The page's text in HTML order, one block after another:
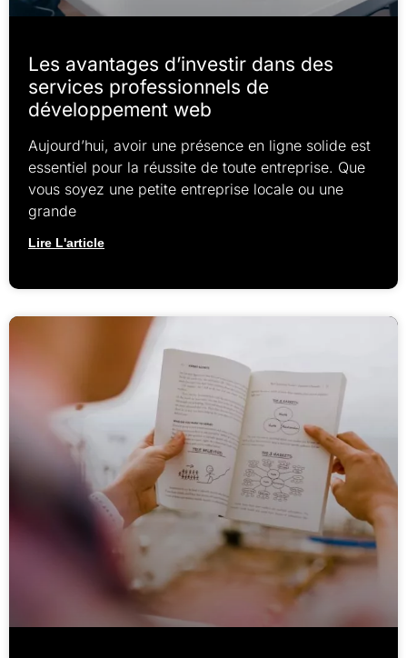
Les avantages d’investir dans des
services professionnels de
développement web
Aujourd’hui, avoir une présence en ligne solide est
essentiel pour la réussite de toute entreprise. Que
vous soyez une petite entreprise locale ou une
grande
Lire L'article